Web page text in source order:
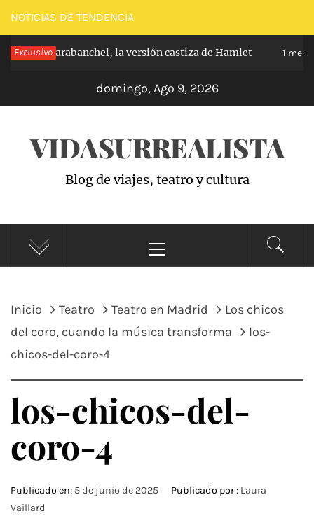
Saltar
al
contenido
NOTICIAS DE TENDENCIA
Exclusivo
de Carabanchel, la versión castiza de Hamlet 1 mes
domingo, Ago 9, 2026
VIDASURREALISTA
Blog de viajes, teatro y cultura
principal
Inicio Teatro Teatro en Madrid
Los chicos
del coro, cuando la música transforma
los-
chicos-del-coro-4
los-chicos-del-
coro-4
Publicado en: 5 de junio de 2025 Publicado por : Laura
Vaillard